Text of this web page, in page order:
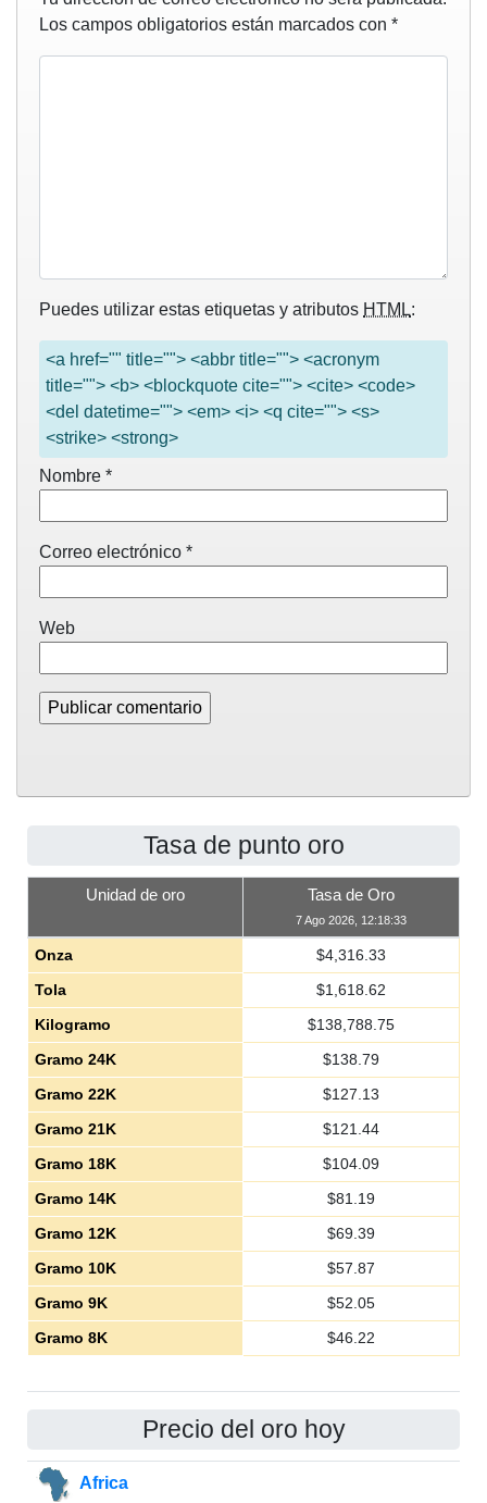
Los campos obligatorios están marcados con *
Puedes utilizar estas etiquetas y atributos HTML:
<a href="" title=""> <abbr title=""> <acronym
title=""> <b> <blockquote cite=""> <cite> <code>
<del datetime=""> <em> <i> <q cite=""> <s>
<strike> <strong>
Nombre *
Correo electrónico *
Web
Tasa de punto oro
Unidad de oro Tasa de Oro
7 Ago 2026, 12:18:33
Onza $4,316.33
Tola
$1,618.62
Kilogramo
$138,788.75
Gramo 24K
$138.79
Gramo 22K
$127.13
Gramo 21K
$121.44
Gramo 18K
$104.09
Gramo 14K
$81.19
Gramo 12K
$69.39
Gramo 10K
$57.87
Gramo 9K
$52.05
Gramo 8K
$46.22
Precio del oro hoy
Africa